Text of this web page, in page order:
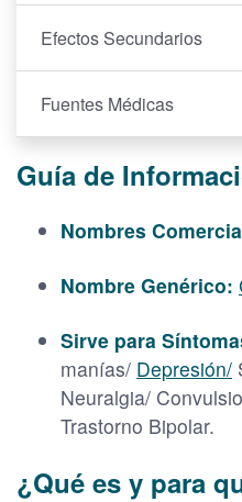
Efectos Secundarios
Fuentes Médicas
Guía de
Nombres
Nombre Genérico:
Sirve para
manías/ Depresión/
Neuralgia/
Trastorno Bipolar.
¿Qué es y para